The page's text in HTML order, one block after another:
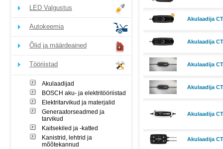
LED Valgustus
Autokeemia
Õlid ja määrdeained
Tööriistad
Akulaadijad
BOSCH aku- ja elektritööriistad
Elektritarvikud ja materjalid
Generaatorseadmed ja
tarvikud
Kaitsekiled ja -katted
Kanistrid, lehtrid ja
mõõtekannud
Akulaadija
Akulaadija
Akulaadija
Akulaadija
Akulaadija
Akulaadija